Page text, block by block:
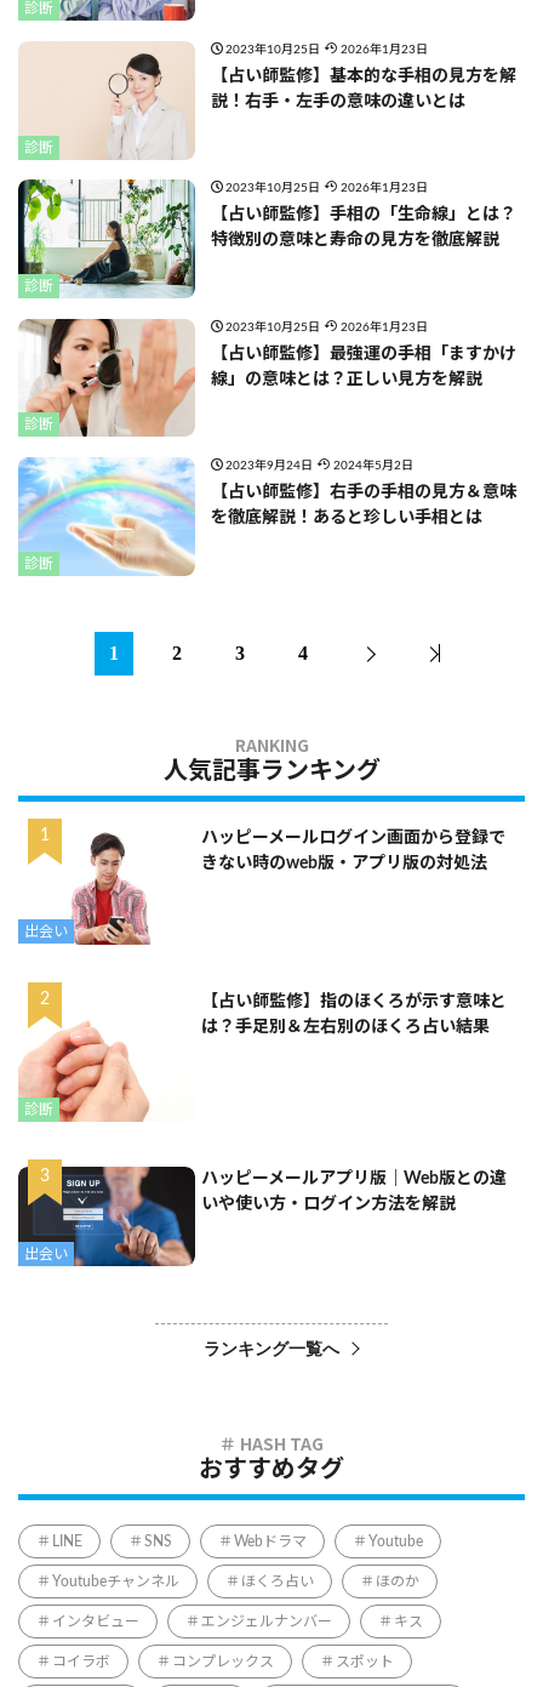
診断
診断
2023年10月25日 2026年1月23日
【占い師監修】基本的な手相の見方を解
説！右手・左手の意味の違いとは
診断
2023年10月25日 2026年1月23日
【占い師監修】手相の「生命線」とは？
特徴別の意味と寿命の見方を徹底解説
診断
2023年10月25日 2026年1月23日
【占い師監修】最強運の手相「ますかけ
線」の意味とは？正しい見方を解説
診断
2023年9月24日 2024年5月2日
【占い師監修】右手の手相の見方＆意味
を徹底解説！あると珍しい手相とは
1 2 3 4
人気記事ランキング
出会い
ハッピーメールログイン画面から登録で
きない時のweb版・アプリ版の対処法
診断
【占い師監修】指のほくろが示す意味と
は？手足別＆左右別のほくろ占い結果
出会い
ハッピーメールアプリ版｜Web版との違
いや使い方・ログイン方法を解説
ランキング一覧へ
おすすめタグ
LINE SNS Webドラマ Youtube
Youtubeチャンネル ほくろ占い ほのか
インタビュー エンジェルナンバー キス
コイラボ コンプレックス スポット